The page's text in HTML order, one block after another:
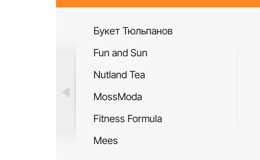
Букет Тюльпанов
Fun and Sun
Nutland Tea
MossModa
Fitness Formula
Mees